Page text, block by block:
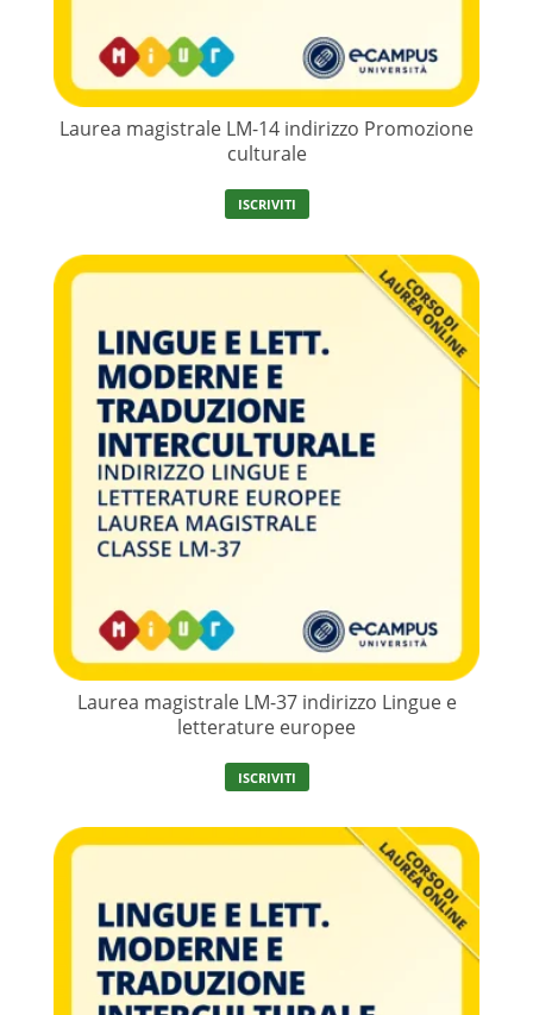
Laurea magistrale LM-14 indirizzo Promozione
culturale
ISCRIVITI
Laurea magistrale LM-37 indirizzo Lingue e
letterature europee
ISCRIVITI